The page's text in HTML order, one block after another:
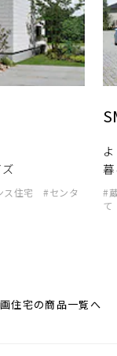
ス住宅
センタ
て
住宅の商品一覧へ